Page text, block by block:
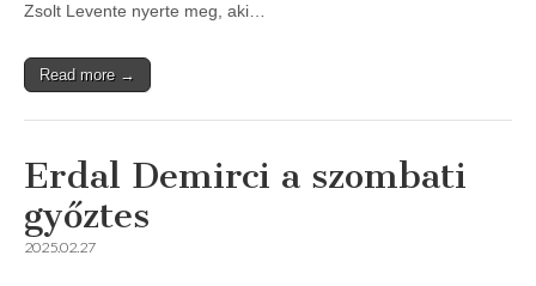
Zsolt Levente nyerte meg, aki…
Read more →
Erdal Demirci a szombati
győztes
2025.02.27